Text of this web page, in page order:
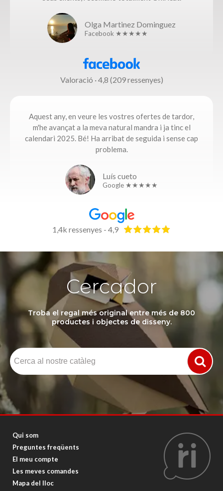
Olga Martinez Dominguez
Facebook ★★★★★
Valoració · 4,8 (209 ressenyes)
Aquest any, en veure les vostres ofertes de tardor,
m'he avançat a la meva natural mandra i ja tinc el
calendari 2025. Bé! Ha arribat de seguida i sense cap
problema.​
Luís cueto
Google ★★★★★
1,4k ressenyes - 4,9
Cercador
Troba el regal més original entre més de 800
productes i objectes de disseny.
Qui som
Preguntes freqüents
El meu compte
Les meves comandes
Mapa del lloc